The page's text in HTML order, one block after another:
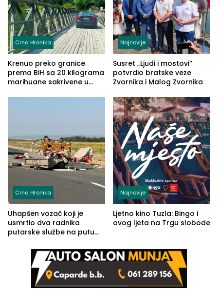
Crna Hronika
Krenuo preko granice
prema BiH sa 20 kilograma
marihuane sakrivene u
Najnovije
Susret „Ljudi i mostovi“
potvrdio bratske veze
Zvornika i Malog Zvornika
Crna Hronika
Uhapšen vozač koji je
usmrtio dva radnika
putarske službe na putu
(FOTO)
Najnovije
Ljetno kino Tuzla: Bingo i
ovog ljeta na Trgu slobode